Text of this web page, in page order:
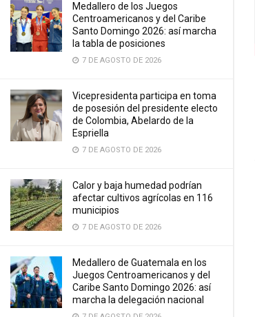
Medallero de los Juegos
Centroamericanos y del Caribe
Santo Domingo 2026: así marcha
la tabla de posiciones
7 DE AGOSTO DE 2026
Vicepresidenta participa en toma
de posesión del presidente electo
de Colombia, Abelardo de la
Espriella
7 DE AGOSTO DE 2026
Calor y baja humedad podrían
afectar cultivos agrícolas en 116
municipios
7 DE AGOSTO DE 2026
Medallero de Guatemala en los
Juegos Centroamericanos y del
Caribe Santo Domingo 2026: así
marcha la delegación nacional